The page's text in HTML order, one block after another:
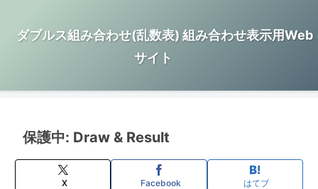
ダブルス組み合わせ(乱数表) 組み合わせ表示用Web
サイト
保護中: Draw & Result
X Facebook はてブ